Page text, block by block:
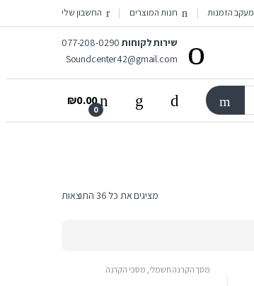
מעקב הזמנות חנות המוצרים החשבון שלי
שירות לקוחות077-208-0290
Soundcenter42@gmail.com
0
₪0.00
מציגים את כל ⁦36⁩ התוצאות
מסך הקרנה חשמלי, מסכי הקרנה